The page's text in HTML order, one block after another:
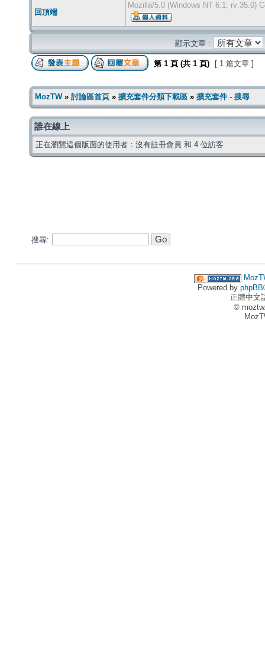
回頂端
Mozilla/5.0 (Windows NT 6.1; rv:35.0)
顯示文章 :
第 1 頁 (共 1 頁) [ 1 篇文章 ]
MozTW» 討論區首頁 » 擴充套件分類下載區 » 擴充套件 - 搜尋
誰在線上
正在瀏覽這個版面的使用者：沒有註冊會員 和 4 位訪客
搜尋:
Powered by phpBB
正體中文
©